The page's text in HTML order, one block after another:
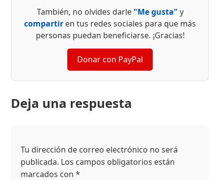
También, no olvides darle "Me gusta" y
compartir en tus redes sociales para que más
personas puedan beneficiarse. ¡Gracias!
Donar con PayPal
Deja una respuesta
Tu dirección de correo electrónico no será
publicada. Los campos obligatorios están
marcados con*